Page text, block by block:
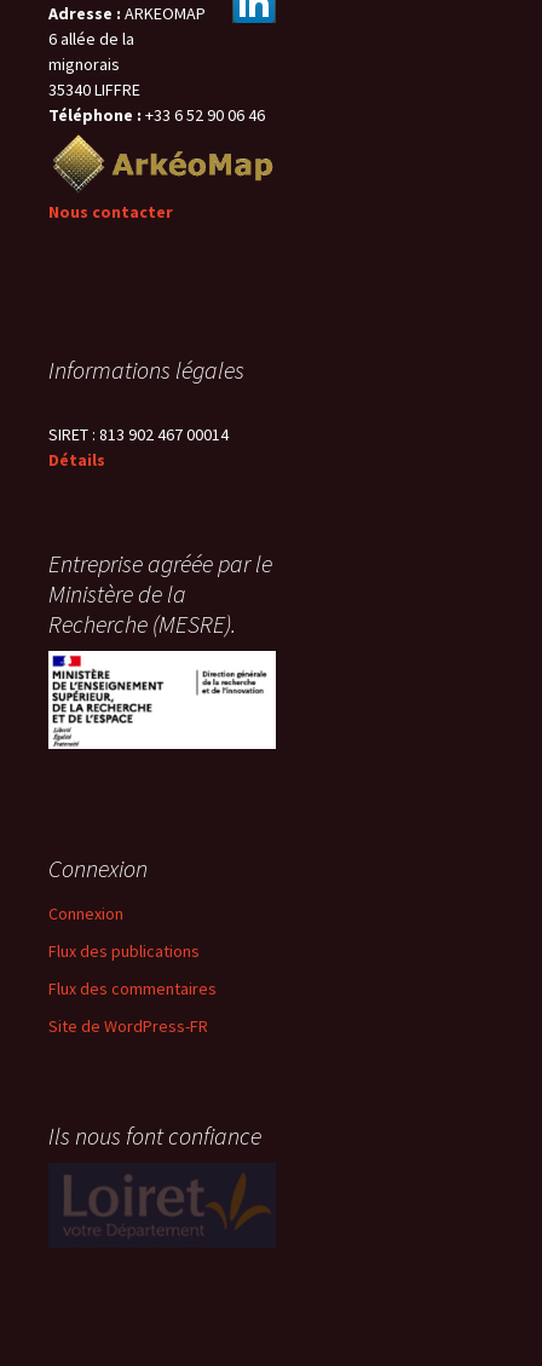
Adresse : ARKEOMAP
6 allée de la
mignorais
35340 LIFFRE
Téléphone : +33 6 52 90 06 46
Nous contacter
Informations légales
SIRET : 813 902 467 00014
Détails
Entreprise agréée par le
Ministère de la
Recherche (MESRE).
Connexion
Connexion
Flux des publications
Flux des commentaires
Site de WordPress-FR
Ils nous font confiance